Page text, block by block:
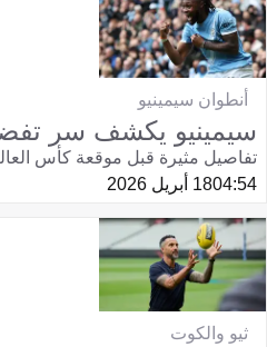
أنطوان سيمينيو
سيمينيو يكشف سر
تفاصيل مثيرة قبل موقعة كأس
04:5418 أبريل 2026
ثيو والكوت